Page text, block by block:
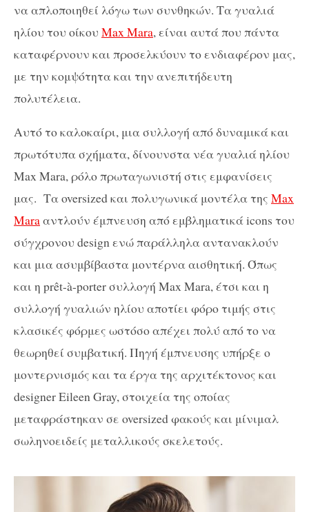
να απλοποιηθεί λόγω των συνθηκών. Τα γυαλιά
ηλίου του οίκου Max Mara, είναι αυτά που πάντα
καταφέρνουν και προσελκύουν το ενδιαφέρον μας,
με την κομψότητα και την ανεπιτήδευτη
πολυτέλεια.
Αυτό το καλοκαίρι, μια συλλογή από δυναμικά και
πρωτότυπα σχήματα, δίνουνστα νέα γυαλιά ηλίου
Max Mara, ρόλο πρωταγωνιστή στις εμφανίσεις
μας. Ταoversizedκαι πολυγωνικά μοντέλα της Max
Maraαντλούν έμπνευση από εμβληματικάicons του
σύγχρονου designενώ παράλληλα αντανακλούν
και μια ασυμβίβαστα μοντέρνα αισθητική. Όπως
και η prêt-à-porterσυλλογή Max Mara, έτσι και η
συλλογή γυαλιών ηλίου αποτίει φόρο τιμής στις
κλασικές φόρμες ωστόσο απέχει πολύ από το να
θεωρηθεί συμβατική. Πηγή έμπνευσης υπήρξε ο
μοντερνισμός και τα έργα της αρχιτέκτονος και
designer Eileen Gray, στοιχεία της οποίας
μεταφράστηκαν σε oversized φακούς και μίνιμαλ
σωληνοειδείς μεταλλικούς σκελετούς.